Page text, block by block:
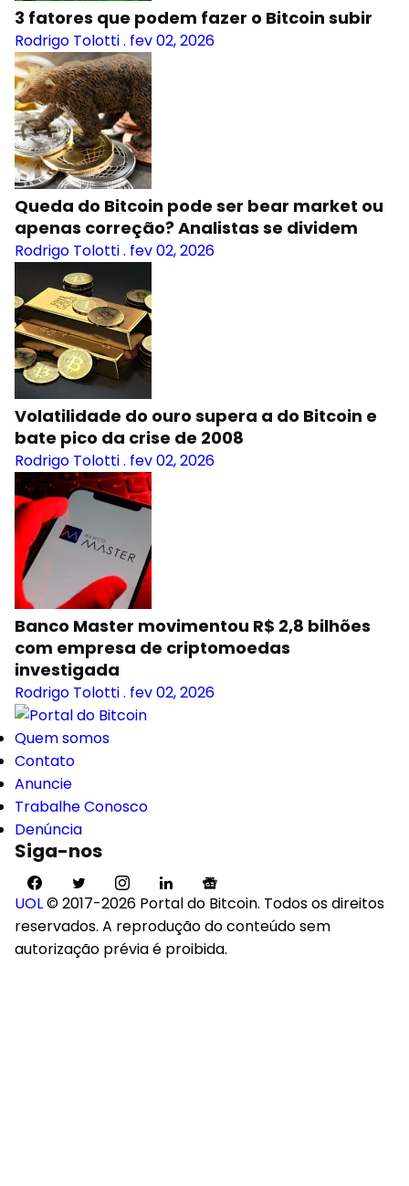
3 fatores que podem fazer o Bitcoin subir
Rodrigo Tolotti. fev 02, 2026
Queda do Bitcoin pode ser bear market ou
apenas correção? Analistas se dividem
Rodrigo Tolotti. fev 02, 2026
Volatilidade do ouro supera a do Bitcoin e
bate pico da crise de 2008
Rodrigo Tolotti. fev 02, 2026
Banco Master movimentou R$ 2,8 bilhões
com empresa de criptomoedas
investigada
Rodrigo Tolotti. fev 02, 2026
Quem somos
Contato
Anuncie
Trabalhe Conosco
Denúncia
Siga-nos
UOL© 2017-2026 Portal do Bitcoin. Todos os direitos
reservados. A reprodução do conteúdo sem
autorização prévia é proibida.